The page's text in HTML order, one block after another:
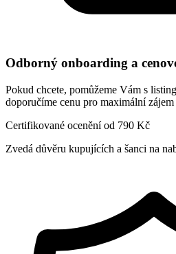
Odborný onboarding a
Pokud chcete, pomůžeme Vám s
doporučíme cenu pro maximální
Certifikované ocenění od 790 Kč
Zvedá důvěru kupujících a šanci na